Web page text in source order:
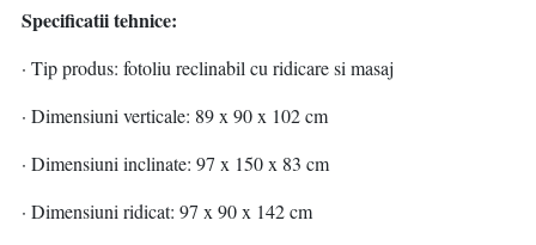
Specificatii tehnice:
· Tip produs: fotoliu reclinabil cu ridicare si masaj
· Dimensiuni verticale: 89 x 90 x 102 cm
· Dimensiuni inclinate: 97 x 150 x 83 cm
· Dimensiuni ridicat: 97 x 90 x 142 cm